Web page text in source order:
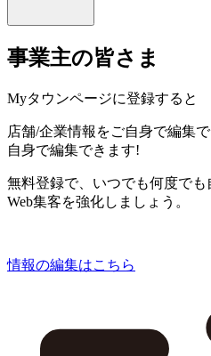
事業主の皆さま
Myタウンページに登録すると
店舗/企業情報をご自身で編集
自身で編集できます!
無料登録で、いつでも何度でも
Web集客を強化しましょう。
情報の編集はこちら